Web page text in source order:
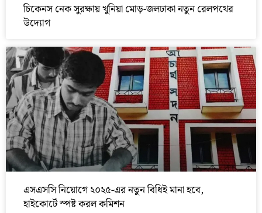
চিকেনস নেক সুরক্ষায় খুনিয়া মোড়-জলঢাকা নতুন রেলপথের
উদ্যোগ
এসএসসি নিয়োগে ২০২৫-এর নতুন বিধিই মানা হবে,
হাইকোর্টে স্পষ্ট করল কমিশন